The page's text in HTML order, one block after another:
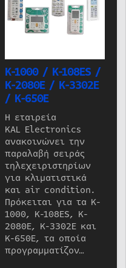
K-1000 / K-108ES /
K-2080E / K-3302E
/ K-650E
Η εταιρεία
KAL Electronics
ανακοινώνει την
παραλαβή σειράς
τηλεχειριστηρίων
για κλιματιστικά
και air condition.
Πρόκειται για τα K-
1000, K-108ES, K-
2080E, K-3302E και
K-650E, τα οποία
προγραμματίζον…